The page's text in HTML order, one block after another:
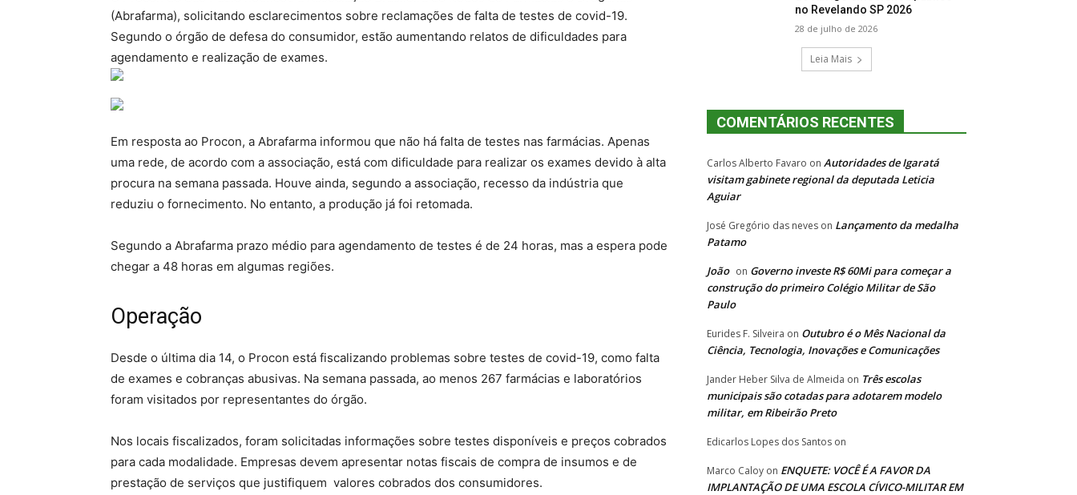
(Abrafarma), solicitando esclarecimentos sobre reclamações de falta de testes de covid-19.
Segundo o órgão de defesa do consumidor, estão aumentando relatos de dificuldades para
agendamento e realização de exames.
Em resposta ao Procon, a Abrafarma informou que não há falta de testes nas farmácias. Apenas
uma rede, de acordo com a associação, está com dificuldade para realizar os exames devido à alta
procura na semana passada. Houve ainda, segundo a associação, recesso da indústria que
reduziu o fornecimento. No entanto, a produção já foi retomada.
Segundo a Abrafarma prazo médio para agendamento de testes é de 24 horas, mas a espera pode
chegar a 48 horas em algumas regiões.
Operação
Desde o última dia 14, o Procon está fiscalizando problemas sobre testes de covid-19, como falta
de exames e cobranças abusivas. Na semana passada, ao menos 267 farmácias e laboratórios
foram visitados por representantes do órgão.
Nos locais fiscalizados, foram solicitadas informações sobre testes disponíveis e preços cobrados
para cada modalidade. Empresas devem apresentar notas fiscais de compra de insumos e de
prestação de serviços que justifiquem valores cobrados dos consumidores.
no Revelando SP 2026
28 de julho de 2026
Leia Mais
COMENTÁRIOS RECENTES
Carlos Alberto Favaro on Autoridades de Igaratá
visitam gabinete regional da deputada Leticia
Aguiar
José Gregório das neves on Lançamento da medalha
Patamo
João on Governo investe R$ 60Mi para começar a
construção do primeiro Colégio Militar de São
Paulo
Eurides F. Silveira on Outubro é o Mês Nacional da
Ciência, Tecnologia, Inovações e Comunicações
Jander Heber Silva de Almeida on Três escolas
municipais são cotadas para adotarem modelo
militar, em Ribeirão Preto
Edicarlos Lopes dos Santos on
Marco Caloy on ENQUETE: VOCÊ É A FAVOR DA
IMPLANTAÇÃO DE UMA ESCOLA CÍVICO-MILITAR EM